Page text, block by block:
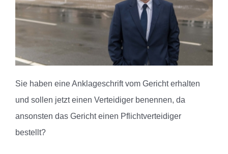
Sie haben eine Anklageschrift vom Gericht erhalten
und sollen jetzt einen Verteidiger benennen, da
ansonsten das Gericht einen Pflichtverteidiger
bestellt?